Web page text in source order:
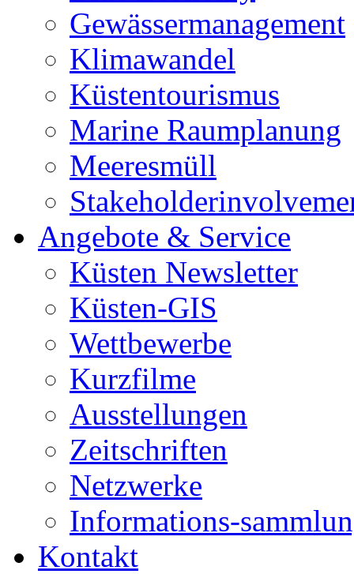
Gewässermanagement
Klimawandel
Küstentourismus
Marine Raumplanung
Meeresmüll
Angebote & Service
Küsten Newsletter
Küsten-GIS
Wettbewerbe
Kurzfilme
Ausstellungen
Zeitschriften
Netzwerke
Informations-
Kontakt